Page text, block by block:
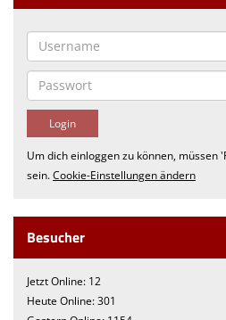
Um dich einloggen zu können, müssen
sein.Cookie-Einstellungen ändern
Besucher
Jetzt Online: 12
Heute Online: 301